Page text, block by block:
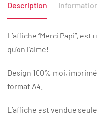
Description
L’affiche “Merci Papi”,
qu’on l’aime!
Design 100% moi,
format A4.
L’affiche est vendue